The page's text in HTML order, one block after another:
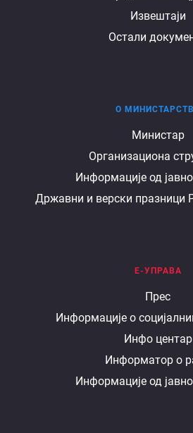
Извештаји
Остали
министарству
О
Министар
Организациона
Информације од
Државни и верски празници
Е-УПРАВА
Прес
Информације о
Инфо центар
Информатор о
Информације од